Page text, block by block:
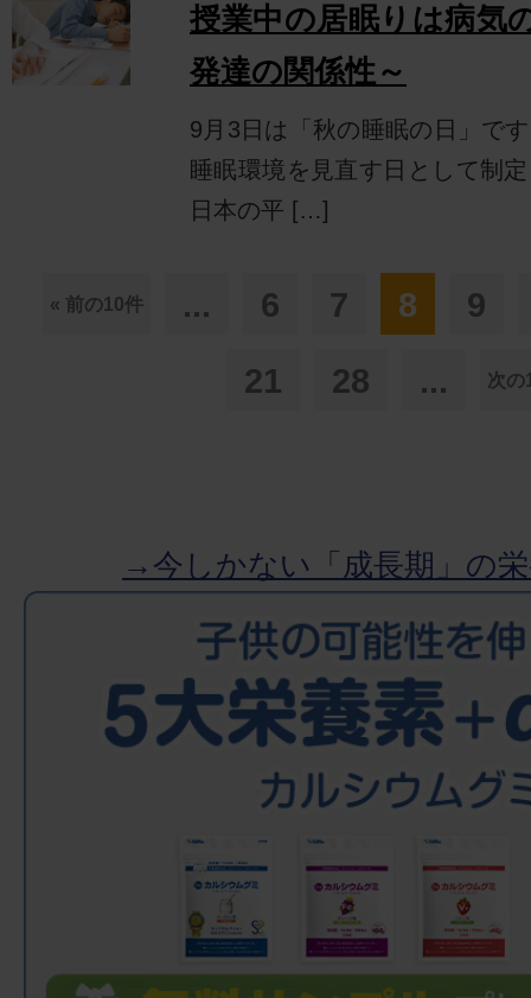
授業中の居眠りは病気
発達の関係性～
9月3日は「秋の睡眠の日」で
睡眠環境を見直す日として制
日本の平 […]
« 前の10件 ... 6 7 8
9
21
28 ... 次の
→今しかない「成長期」の